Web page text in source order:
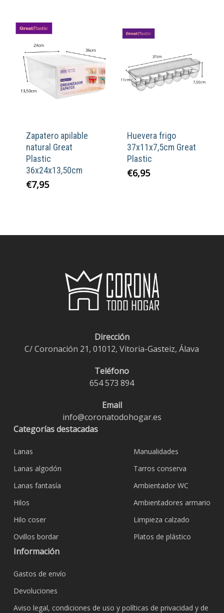
Zapatero apilable
natural Great
Plastic
36x24x13,50cm
€7,95
Huevera frigo
37x11x7,5cm Great
Plastic
€6,95
Dirección
C/ Coronación 21, 01012, Vitoria-Gasteiz, Álava
Teléfono
654 573 894
Email
info@coronatodohogar.es
Categorías destacadas
Lanas
Lanas algodón
Lanas fantasía
Hilos
Hilo coser
Ovillos bordar
Manualidades
Tarros conserva
Ambientador WC
Ambientadores armario
Limpieza calzado
Platos de plástico
Información
Gastos de envío
Devoluciones
Aviso legal, condiciones de uso y políticas de privacidad y de